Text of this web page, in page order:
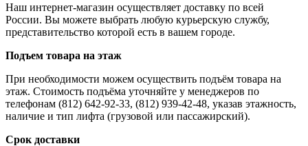
Наш интернет-магазин осуществляет доставку по всей
России. Вы можете выбрать любую курьерскую службу,
представительство которой есть в вашем городе.
Подъем товара на этаж
При необходимости можем осуществить подъём товара на
этаж. Стоимость подъёма уточняйте у менеджеров по
телефонам (812) 642-92-33, (812) 939-42-48, указав этажность,
наличие и тип лифта (грузовой или пассажирский).
Срок доставки